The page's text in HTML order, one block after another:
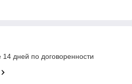
14 дней по договоренности